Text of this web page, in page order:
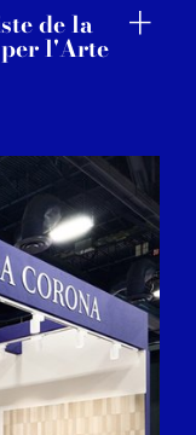
de la
per l'Arte